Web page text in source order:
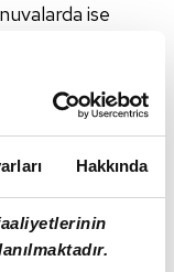
Hakkında
ise
yer alan
çıktığı
uzanmak
KUPASINI